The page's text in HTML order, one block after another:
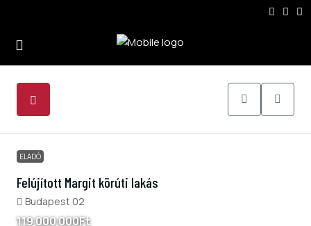
ELADÓ
Felújított Margit körúti lakás
Budapest 02
119 000 000Ft